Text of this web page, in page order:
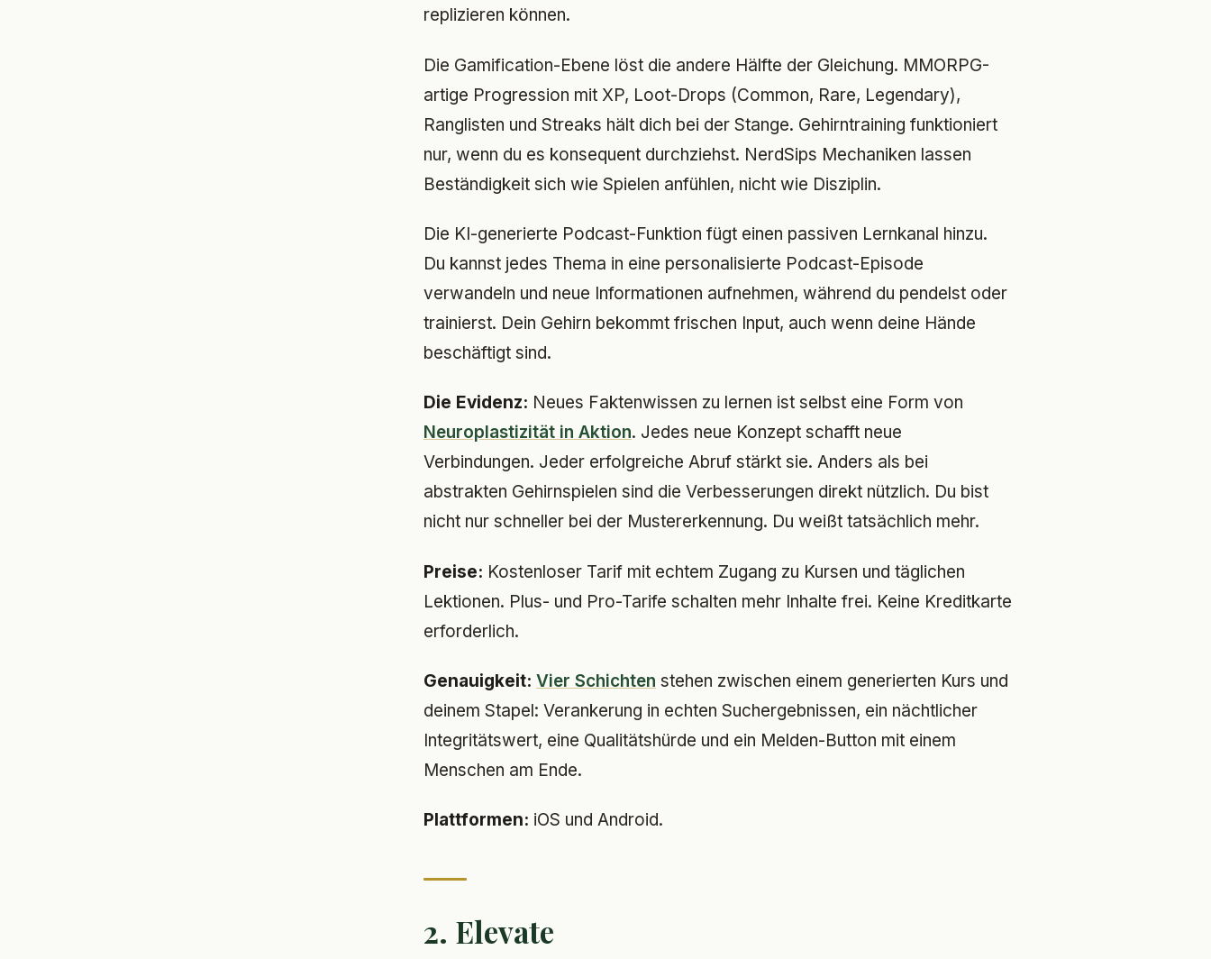
replizieren können.
Die Gamification-Ebene löst die andere Hälfte der Gleichung. MMORPG-
artige Progression mit XP, Loot-Drops (Common, Rare, Legendary),
Ranglisten und Streaks hält dich bei der Stange. Gehirntraining funktioniert
nur, wenn du es konsequent durchziehst. NerdSips Mechaniken lassen
Beständigkeit sich wie Spielen anfühlen, nicht wie Disziplin.
Die KI-generierte Podcast-Funktion fügt einen passiven Lernkanal hinzu.
Du kannst jedes Thema in eine personalisierte Podcast-Episode
verwandeln und neue Informationen aufnehmen, während du pendelst oder
trainierst. Dein Gehirn bekommt frischen Input, auch wenn deine Hände
beschäftigt sind.
Die Evidenz: Neues Faktenwissen zu lernen ist selbst eine Form von
Neuroplastizität in Aktion. Jedes neue Konzept schafft neue
Verbindungen. Jeder erfolgreiche Abruf stärkt sie. Anders als bei
abstrakten Gehirnspielen sind die Verbesserungen direkt nützlich. Du bist
nicht nur schneller bei der Mustererkennung. Du weißt tatsächlich mehr.
Preise: Kostenloser Tarif mit echtem Zugang zu Kursen und täglichen
Lektionen. Plus- und Pro-Tarife schalten mehr Inhalte frei. Keine Kreditkarte
erforderlich.
Genauigkeit: Vier Schichten stehen zwischen einem generierten Kurs und
deinem Stapel: Verankerung in echten Suchergebnissen, ein nächtlicher
Integritätswert, eine Qualitätshürde und ein Melden-Button mit einem
Menschen am Ende.
Plattformen: iOS und Android.
2. Elevate